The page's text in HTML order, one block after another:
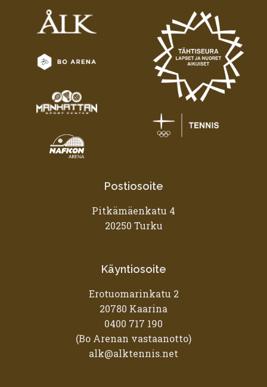
Postiosoite
Pitkämäenkatu 4
20250 Turku
Käyntiosoite
Erotuomarinkatu 2
20780 Kaarina
0400 717 190
(Bo Arenan vastaanotto)
alk@alktennis.net